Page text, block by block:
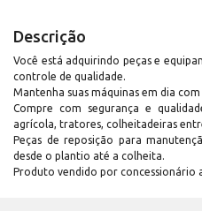
Descrição
Você está adquirindo peças e
controle de qualidade.
Mantenha suas máquinas em dia com
Compre com segurança e
agrícola, tratores, colheitadeiras
Peças de reposição para
desde o plantio até a colheita.
Produto vendido por concessionário